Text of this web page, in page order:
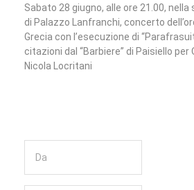
Sabato 28 giugno, alle ore 21.00,
di Palazzo Lanfranchi, concerto
Grecia con l’esecuzione di
citazioni dal “Barbiere” di Paisiello per
Nicola Locritani